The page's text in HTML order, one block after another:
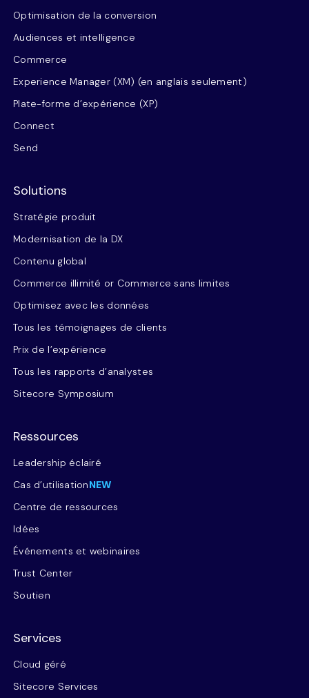
Optimisation de la conversion
Audiences et intelligence
Commerce
Experience Manager (XM) (en anglais seulement)
Plate-forme d’expérience (XP)
Connect
Send
Solutions
Stratégie produit
Modernisation de la DX
Contenu global
Commerce illimité or Commerce sans limites
Optimisez avec les données
Tous les témoignages de clients
Prix de l’expérience
Tous les rapports d’analystes
Sitecore Symposium
Ressources
Leadership éclairé
Cas d’utilisationNEW
Centre de ressources
Idées
Événements et webinaires
Trust Center
Soutien
Services
Cloud géré
Sitecore Services